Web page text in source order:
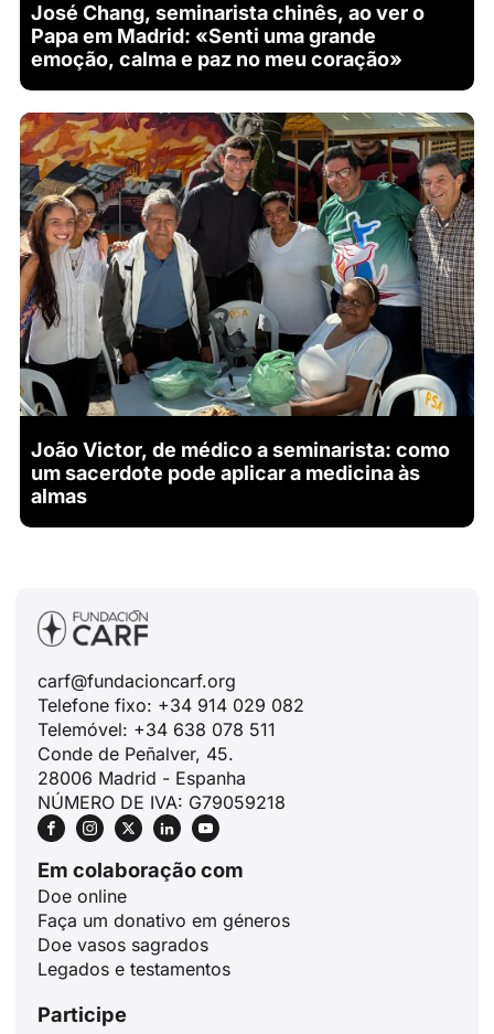
José Chang, seminarista chinês, ao ver o
Papa em Madrid: «Senti uma grande
emoção, calma e paz no meu coração»
João Victor, de médico a seminarista: como
um sacerdote pode aplicar a medicina às
almas
carf@fundacioncarf.org
Telefone fixo: +34 914 029 082
Telemóvel: +34 638 078 511
Conde de Peñalver, 45.
28006 Madrid - Espanha
NÚMERO DE IVA: G79059218
Em colaboração com
Doe online
Faça um donativo em géneros
Doe vasos sagrados
Legados e testamentos
Participe